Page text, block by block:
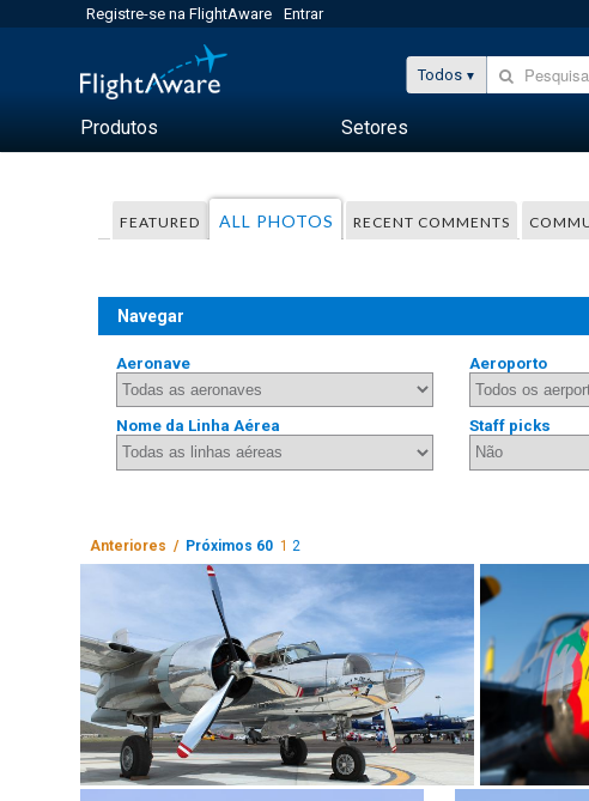
Registre-se na FlightAware Entrar
Todos
Produtos Setores
FEATURED ALL PHOTOS RECENT COMMENTS
Navegar
Aeronave Aeroporto
Nome da Linha Aérea Staff picks
Anteriores / Próximos 60 1 2